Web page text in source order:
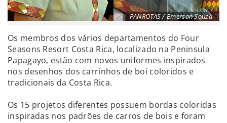
PANROTAS / Emerson Souza
Os membros dos vários departamentos do Four
Seasons Resort Costa Rica, localizado na Peninsula
Papagayo, estão com novos uniformes inspirados
nos desenhos dos carrinhos de boi coloridos e
tradicionais da Costa Rica.
Os 15 projetos diferentes possuem bordas coloridas
inspiradas nos padrões de carros de bois e foram